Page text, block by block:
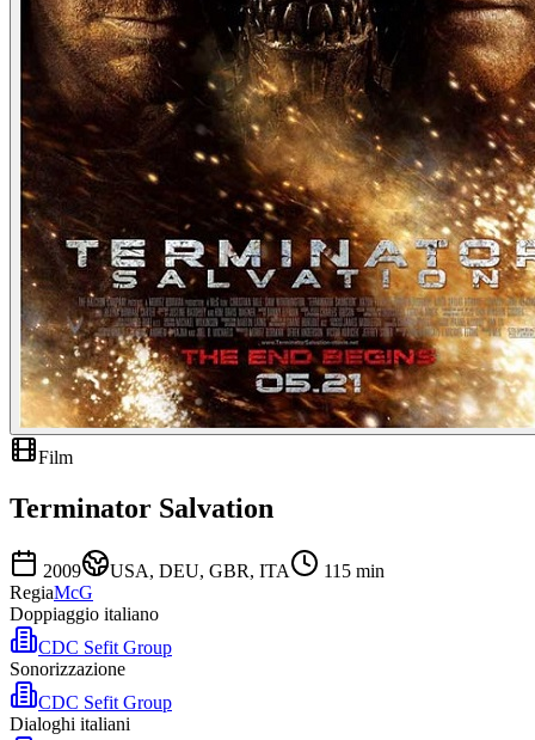
Film
Terminator Salvation
2009 USA, DEU, GBR, ITA 115 min
RegiaMcG
Doppiaggio italiano
CDC Sefit Group
Sonorizzazione
CDC Sefit Group
Dialoghi italiani